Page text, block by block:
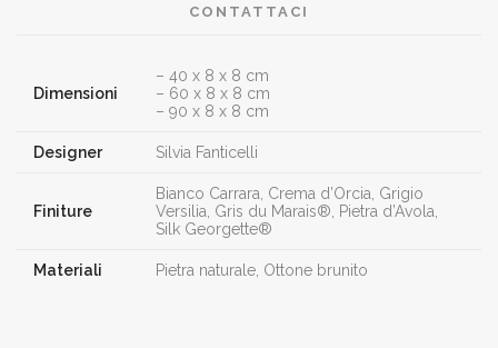
CONTATTACI
Dimensioni
– 40 x 8 x 8 cm
– 60 x 8 x 8 cm
– 90 x 8 x 8 cm
Designer Silvia Fanticelli
Finiture
Bianco Carrara, Crema d’Orcia, Grigio
Versilia, Gris du Marais®, Pietra d’Avola,
Silk Georgette®
Materiali Pietra naturale, Ottone brunito